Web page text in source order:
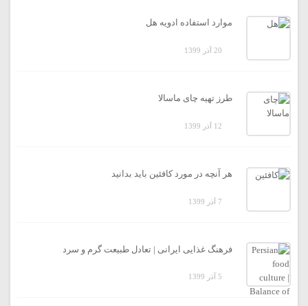
موارد استفاده ادویه هل
20 آذر 1399
طرز تهیه چای ماسالا
12 آذر 1399
هر آنچه در مورد کافئین باید بدانید
7 آذر 1399
فرهنگ غذایی ایرانی | تعادل طبیعت گرم و سرد
5 آذر 1399